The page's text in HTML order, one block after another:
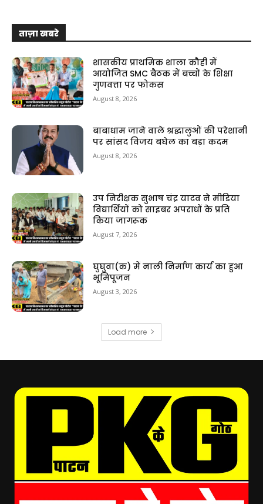
ताज़ा खबरे
शासकीय प्राथमिक शाला कौही में
आयोजित SMC बैठक में बच्चों के शिक्षा
गुणवत्ता पर फोकस
August 8, 2026
बाबाधाम जाने वाले श्रद्धालुओं की परेशानी
पर सांसद विजय बघेल का बड़ा कदम
August 8, 2026
उप निरीक्षक सुभाष चंद्र यादव ने मीडिया
विद्यार्थियों को साइबर अपराधों के प्रति
किया जागरूक
August 7, 2026
घुघुवा(क) में नाली निर्माण कार्य का हुआ
भूमिपूजन
August 3, 2026
Load more